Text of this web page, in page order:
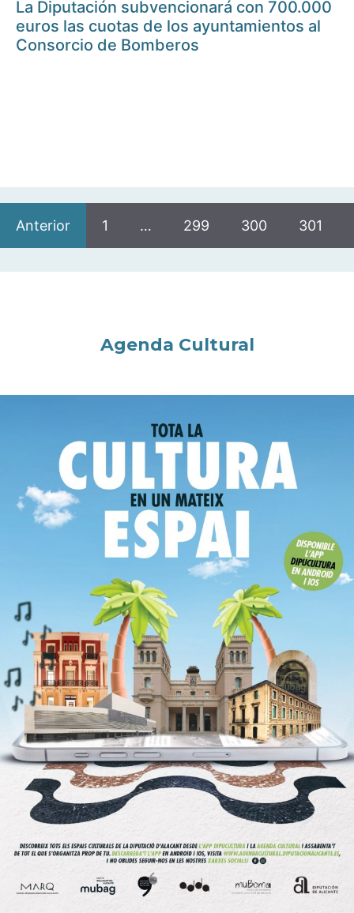
La Diputación subvencionará con 700.000
euros las cuotas de los ayuntamientos al
Consorcio de Bomberos
Anterior 1 … 299 300 301
Agenda Cultural